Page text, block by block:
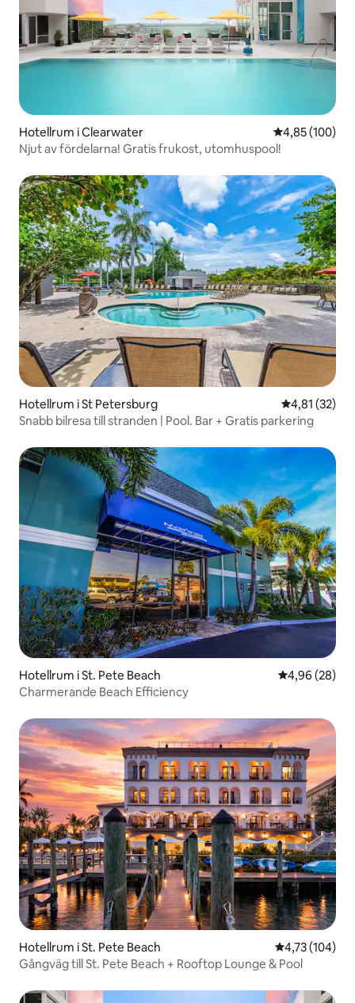
Hotellrum i Clearwater 4,85 av 5 i
4,85 (100)
Njut av fördelarna! Gratis frukost, utomhuspool!
Hotellrum i St Petersburg 4,81 av 5 i
4,81 (32)
Snabb bilresa till stranden | Pool. Bar + Gratis parkering
Hotellrum i St. Pete Beach 4,96 av 5 i
4,96 (28)
Charmerande Beach Efficiency
Hotellrum i St. Pete Beach 4,73 av 5 i
4,73 (104)
Gångväg till St. Pete Beach + Rooftop Lounge & Pool